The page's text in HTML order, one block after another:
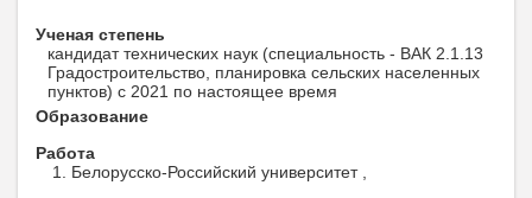
Ученая степень
кандидат технических наук (специальность - ВАК 2.1.13
Градостроительство, планировка сельских населенных
пунктов) с 2021 по настоящее время
Образование
Работа
Белорусско-Российский университет ,